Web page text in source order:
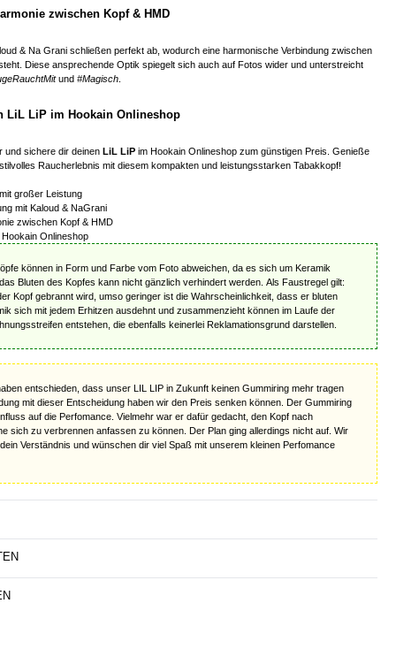
zwischen Kopf & HMD
& Na Grani schließen perfekt ab, wodurch eine harmonische Verbindung zwischen
Diese ansprechende Optik spiegelt sich auch auf Fotos wider und unterstreicht
und #Magisch
LiL LiP im Hookain Onlineshop
und sichere dir deinen LiL LiP im Hookain Onlineshop zum günstigen Preis. Genieße
Raucherlebnis mit diesem kompakten und leistungsstarken Tabakkopf!
großer Leistung
mit Kaloud & NaGrani
zwischen Kopf & HMD
Onlineshop
können in Form und Farbe vom Foto abweichen, da es sich um Keramik
Bluten des Kopfes kann nicht gänzlich verhindert werden. Als Faustregel gilt:
Kopf gebrannt wird, umso geringer ist die Wahrscheinlichkeit, dass er bluten
sich mit jedem Erhitzen ausdehnt und zusammenzieht können im Laufe der
entstehen, die ebenfalls keinerlei Reklamationsgrund darstellen.
entschieden, dass unser LIL LIP in Zukunft keinen Gummiring mehr tragen
mit dieser Entscheidung haben wir den Preis senken können. Der Gummiring
auf die Perfomance. Vielmehr war er dafür gedacht, den Kopf nach
sich zu verbrennen anfassen zu können. Der Plan ging allerdings nicht auf. Wir
Verständnis und wünschen dir viel Spaß mit unserem kleinen Perfomance